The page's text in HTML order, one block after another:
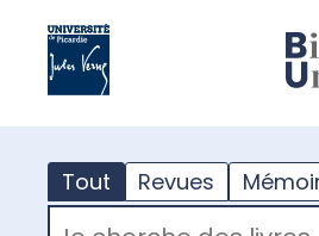
Tout Revues
RECHERCHER DANS "TOUT"